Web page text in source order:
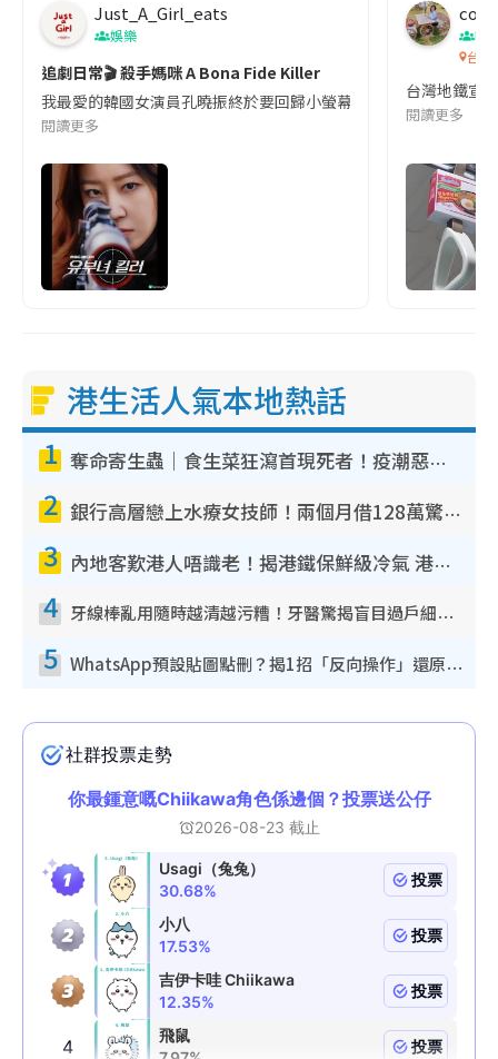
Just_A_Girl_eats
娛樂
追劇日常🎬 殺手媽咪 A Bona Fide Killer
我最愛的韓國女演員孔曉振終於要回歸小螢幕啦!這次的劇本改編
閱讀更多
co
吹
台灣
台灣地鐵宣
閱讀更多
港生活人氣本地熱話
1 奪命寄生蟲｜食生菜狂瀉首現死者！疫潮惡化錄1.8萬宗病例 揭洗菜3大謬誤
2 銀行高層戀上水療女技師！兩個月借128萬驚覺「沉船」沉落火海 揭背後疑似邪教操控賣淫
3 內地客歎港人唔識老！揭港鐵保鮮級冷氣 港人求放過：咪投訴
4 牙線棒亂用隨時越清越污糟！牙醫驚揭盲目過戶細菌恐致蛀牙：呢種先係日常真保養
5 WhatsApp預設貼圖點刪？揭1招「反向操作」還原簡潔介面 附3步實測教學